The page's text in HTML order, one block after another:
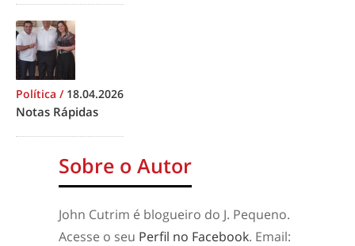
Política / 18.04.2026
Notas Rápidas
Sobre o Autor
John Cutrim é blogueiro do J. Pequeno.
Acesse o seu Perfil no Facebook. Email: